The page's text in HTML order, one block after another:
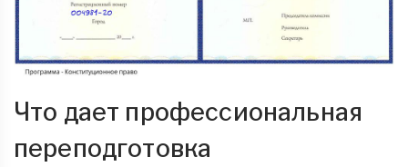
Что дает профессиональная
переподготовка